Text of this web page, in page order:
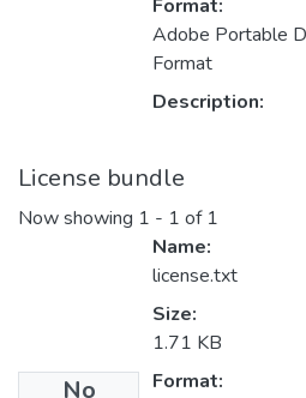
Format:
Adobe Portable
Format
Description:
License bundle
Now showing 1 - 1 of 1
No
Name:
license.txt
Size:
1.71 KB
Format: